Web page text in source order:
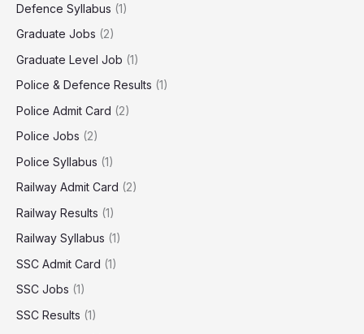
Defence Syllabus (1)
Graduate Jobs (2)
Graduate Level Job (1)
Police & Defence Results (1)
Police Admit Card (2)
Police Jobs (2)
Police Syllabus (1)
Railway Admit Card (2)
Railway Results (1)
Railway Syllabus (1)
SSC Admit Card (1)
SSC Jobs (1)
SSC Results (1)